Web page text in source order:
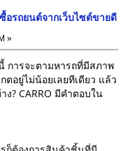
อรถยนต์จากเว็บไซต์ขายดี
»
การจะตามหารถที่มีสภาพ
อยู่ไม่น้อยเลยทีเดียว แล้ว
? CARRO มีคำตอบใน